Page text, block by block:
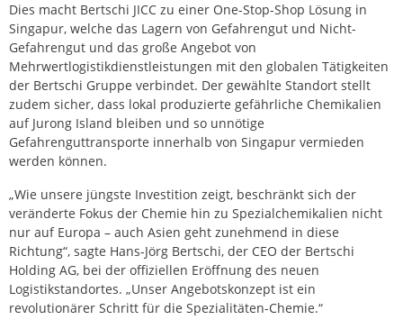
Dies macht Bertschi JICC zu einer One-Stop-Shop Lösung in
Singapur, welche das Lagern von Gefahrengut und Nicht-
Gefahrengut und das große Angebot von
Mehrwertlogistikdienstleistungen mit den globalen Tätigkeiten
der Bertschi Gruppe verbindet. Der gewählte Standort stellt
zudem sicher, dass lokal produzierte gefährliche Chemikalien
auf Jurong Island bleiben und so unnötige
Gefahrenguttransporte innerhalb von Singapur vermieden
werden können.
„Wie unsere jüngste Investition zeigt, beschränkt sich der
veränderte Fokus der Chemie hin zu Spezialchemikalien nicht
nur auf Europa – auch Asien geht zunehmend in diese
Richtung“, sagte Hans-Jörg Bertschi, der CEO der Bertschi
Holding AG, bei der offiziellen Eröffnung des neuen
Logistikstandortes. „Unser Angebotskonzept ist ein
revolutionärer Schritt für die Spezialitäten-Chemie.“